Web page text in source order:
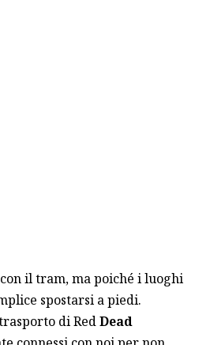
il tram, ma poiché i luoghi
spostarsi a piedi.
di RedDead